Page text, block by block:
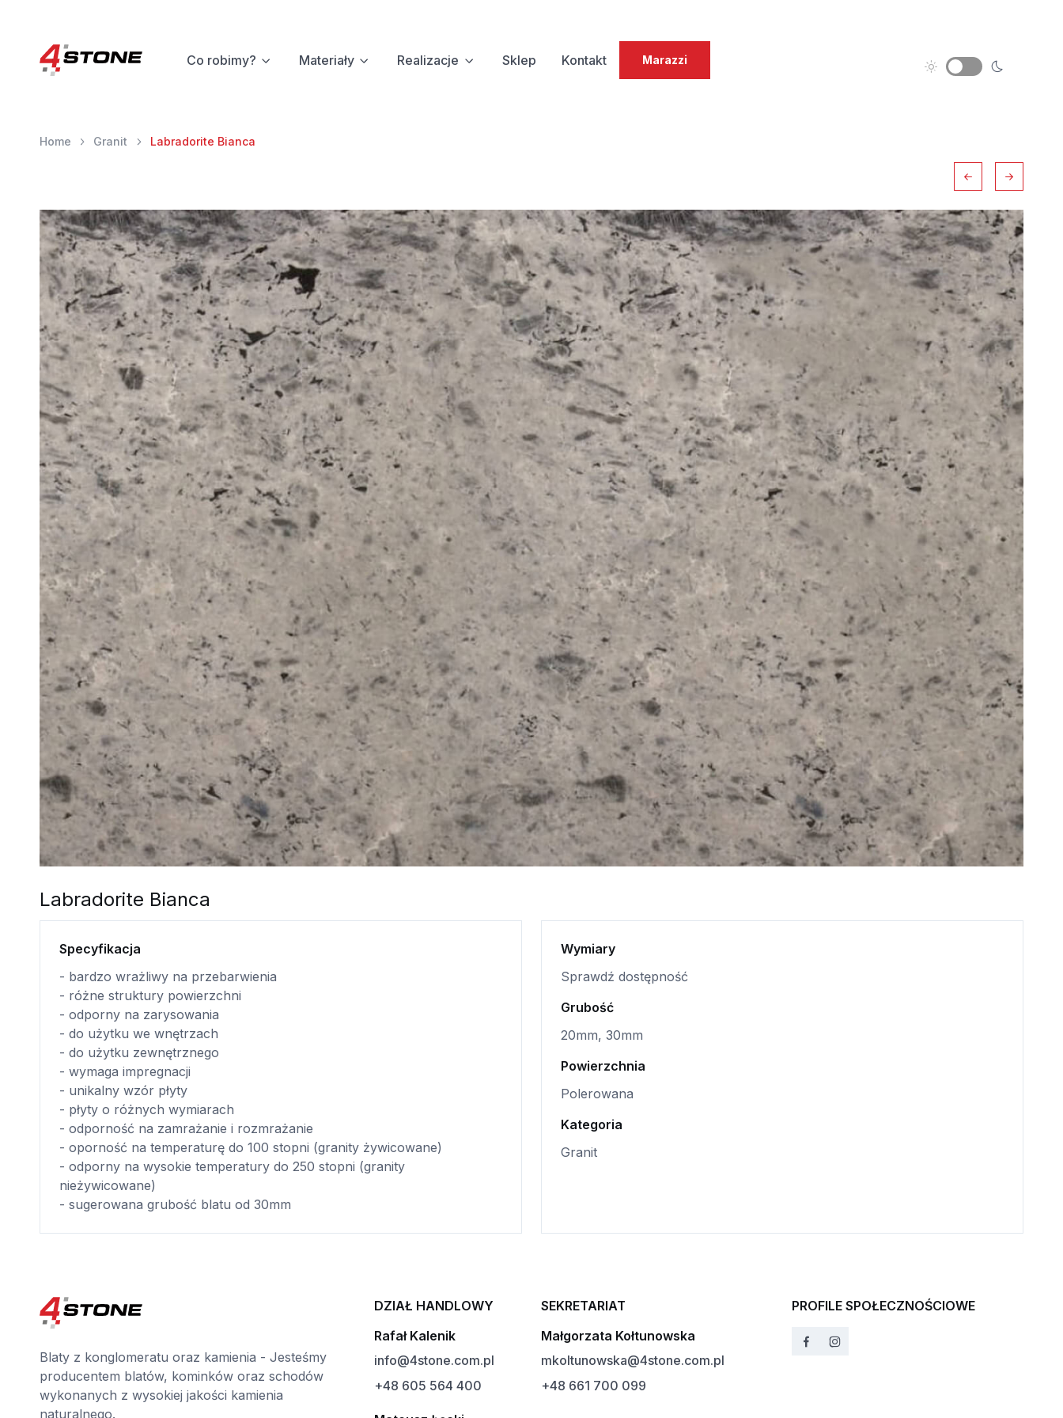
Co robimy? Materiały Realizacje Sklep Kontakt Marazzi
Home Granit Labradorite Bianca
Labradorite Bianca
Specyfikacja
- bardzo wrażliwy na przebarwienia
- różne struktury powierzchni
- odporny na zarysowania
- do użytku we wnętrzach
- do użytku zewnętrznego
- wymaga impregnacji
- unikalny wzór płyty
- płyty o różnych wymiarach
- odporność na zamrażanie i rozmrażanie
- oporność na temperaturę do 100 stopni (granity żywicowane)
- odporny na wysokie temperatury do 250 stopni (granity
nieżywicowane)
- sugerowana grubość blatu od 30mm
Wymiary
Sprawdź dostępność
Grubość
20mm, 30mm
Powierzchnia
Polerowana
Kategoria
Granit
Blaty z konglomeratu oraz kamienia - Jesteśmy
producentem blatów, kominków oraz schodów
wykonanych z wysokiej jakości kamienia
naturalnego.
DZIAŁ HANDLOWY
Rafał Kalenik
info@4stone.com.pl
+48 605 564 400
SEKRETARIAT
Małgorzata Kołtunowska
mkoltunowska@4stone.com.pl
+48 661 700 099
PROFILE SPOŁECZNOŚCIOWE